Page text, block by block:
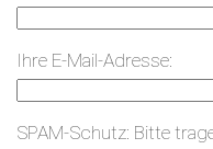
Ihre E-Mail-Adresse:
SPAM-Schutz: Bitte